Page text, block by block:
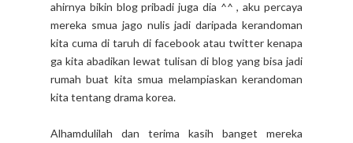
ahirnya bikin blog pribadi juga dia ^^ , aku percaya
mereka smua jago nulis jadi daripada kerandoman
kita cuma di taruh di facebook atau twitter kenapa
ga kita abadikan lewat tulisan di blog yang bisa jadi
rumah buat kita smua melampiaskan kerandoman
kita tentang drama korea.
Alhamdulilah dan terima kasih banget mereka